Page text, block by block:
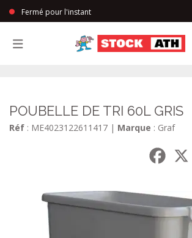
Fermé pour l'instant
POUBELLE DE TRI 60L GRIS
Réf : ME4023122611417 | Marque : Graf